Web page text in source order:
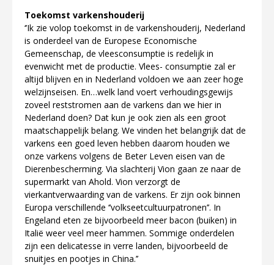
Toekomst varkenshouderij
‘’Ik zie volop toekomst in de varkenshouderij, Nederland
is onderdeel van de Europese Economische
Gemeenschap, de vleesconsumptie is redelijk in
evenwicht met de productie. Vlees- consumptie zal er
altijd blijven en in Nederland voldoen we aan zeer hoge
welzijnseisen. En…welk land voert verhoudingsgewijs
zoveel reststromen aan de varkens dan we hier in
Nederland doen? Dat kun je ook zien als een groot
maatschappelijk belang. We vinden het belangrijk dat de
varkens een goed leven hebben daarom houden we
onze varkens volgens de Beter Leven eisen van de
Dierenbescherming. Via slachterij Vion gaan ze naar de
supermarkt van Ahold. Vion verzorgt de
vierkantverwaarding van de varkens. Er zijn ook binnen
Europa verschillende ‘’volkseetcultuurpatronen’’. In
Engeland eten ze bijvoorbeeld meer bacon (buiken) in
Italië weer veel meer hammen. Sommige onderdelen
zijn een delicatesse in verre landen, bijvoorbeeld de
snuitjes en pootjes in China.’’